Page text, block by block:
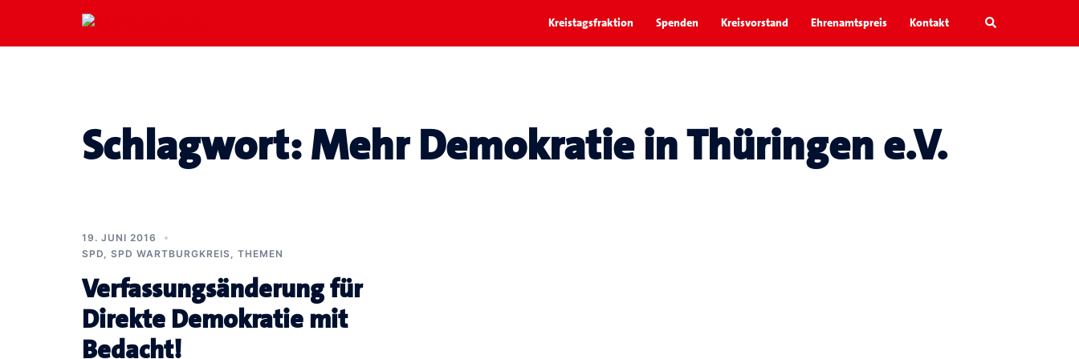
springen
Kreistagsfraktion Spenden Kreisvorstand Ehrenamtspreis Kontakt Search
Schlagwort:Mehr Demokratie in Thüringen e.V.
19. JUNI 2016
SPD
SPD WARTBURGKREIS THEMEN
Verfassungsänderung für
Direkte Demokratie mit
Bedacht!